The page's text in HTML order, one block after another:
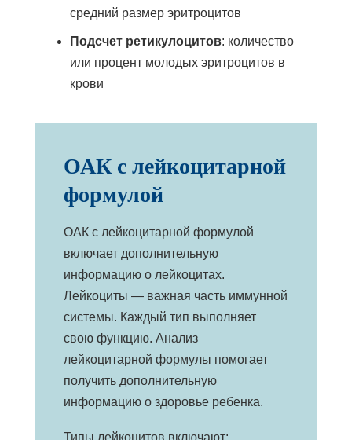
средний размер эритроцитов
Подсчет ретикулоцитов: количество
или процент молодых эритроцитов в
крови
ОАК с лейкоцитарной
формулой
ОАК с лейкоцитарной формулой
включает дополнительную
информацию о лейкоцитах.
Лейкоциты — важная часть иммунной
системы. Каждый тип выполняет
свою функцию. Анализ
лейкоцитарной формулы помогает
получить дополнительную
информацию о здоровье ребенка.